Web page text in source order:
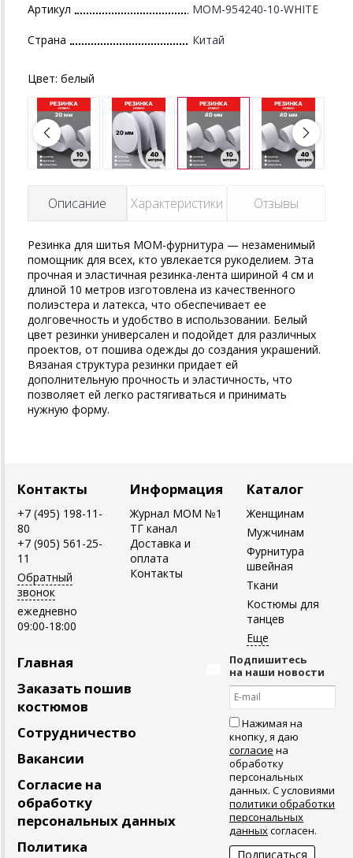
Артикул MOM-954240-10-WHITE
Страна Китай
Цвет: белый
Описание Характеристики Отзывы
Резинка для шитья МОМ-фурнитура — незаменимый
помощник для всех, кто увлекается рукоделием. Эта
прочная и эластичная резинка-лента шириной 4 см и
длиной 10 метров изготовлена из качественного
полиэстера и латекса, что обеспечивает ее
долговечность и удобство в использовании. Белый
цвет резинки универсален и подойдет для различных
проектов, от пошива одежды до создания украшений.
Вязаная структура резинки придает ей
дополнительную прочность и эластичность, что
позволяет ей легко растягиваться и принимать
нужную форму.
Контакты
+7 (495) 198-11-
80
+7 (905) 561-25-
11
Обратный
звонок
ежедневно
09:00-18:00
Информация
Журнал MOM №1
ТГ канал
Доставка и
оплата
Контакты
Каталог
Женщинам
Мужчинам
Фурнитура
швейная
Ткани
Костюмы для
танцев
Главная
Заказать пошив
костюмов
Сотрудничество
Вакансии
Согласие на
обработку
персональных данных
Политика
Подпишитесь
на наши новости
Нажимая на
кнопку, я даю
согласие на
обработку
персональных
данных. С условиями
политики обработки
персональных
данныхсогласен.